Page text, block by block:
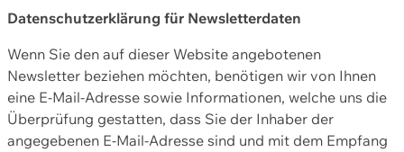
Datenschutzerklärung für Newsletterdaten
Wenn Sie den auf dieser Website angebotenen
Newsletter beziehen möchten, benötigen wir von Ihnen
eine E-Mail-Adresse sowie Informationen, welche uns die
Überprüfung gestatten, dass Sie der Inhaber der
angegebenen E-Mail-Adresse sind und mit dem Empfang